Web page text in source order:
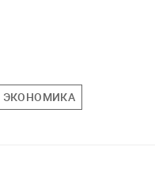
ЭКОНОМИКА